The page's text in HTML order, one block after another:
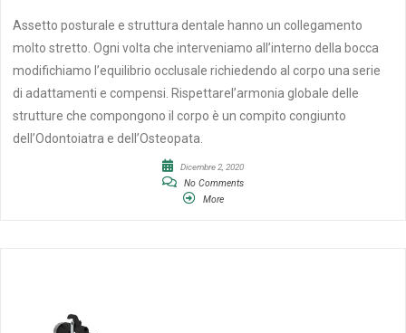
Assetto posturale e struttura dentale hanno un collegamento
molto stretto. Ogni volta che interveniamo all’interno della bocca
modifichiamo l’equilibrio occlusale richiedendo al corpo una serie
di adattamenti e compensi. Rispettarel’armonia globale delle
strutture che compongono il corpo è un compito congiunto
dell’Odontoiatra e dell’Osteopata.
Dicembre 2, 2020
No Comments
More